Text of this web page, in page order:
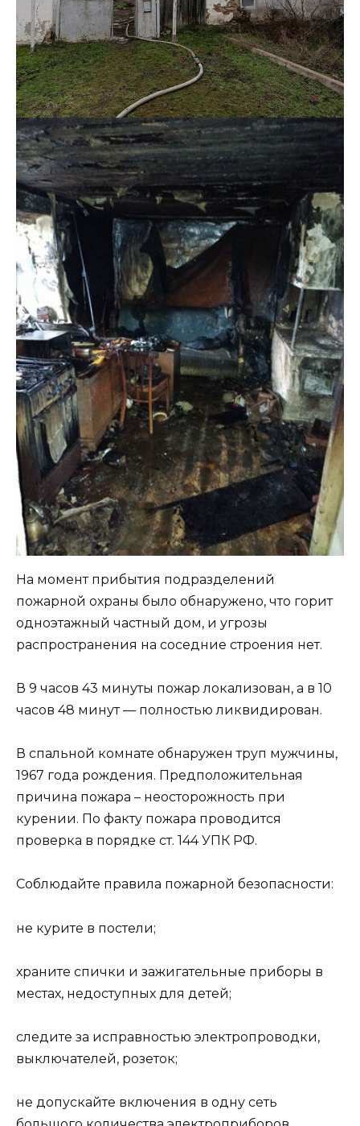
На момент прибытия подразделений
пожарной охраны было обнаружено, что горит
одноэтажный частный дом, и угрозы
распространения на соседние строения нет.
В 9 часов 43 минуты пожар локализован, а в 10
часов 48 минут — полностью ликвидирован.
В спальной комнате обнаружен труп мужчины,
1967 года рождения. Предположительная
причина пожара – неосторожность при
курении. По факту пожара проводится
проверка в порядке ст. 144 УПК РФ.
Соблюдайте правила пожарной безопасности:
не курите в постели;
храните спички и зажигательные приборы в
местах, недоступных для детей;
следите за исправностью электропроводки,
выключателей, розеток;
не допускайте включения в одну сеть